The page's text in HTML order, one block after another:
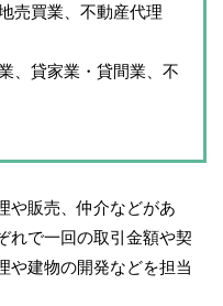
売買業、不動産代理
、貸家業・貸間業、不
や販売、仲介などがあ
れで一回の取引金額や契
や建物の開発などを担当